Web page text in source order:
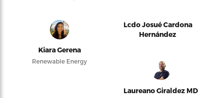
Kiara Gerena
Renewable Energy
Lcdo Josué Cardona
Hernández
Laureano Giraldez MD